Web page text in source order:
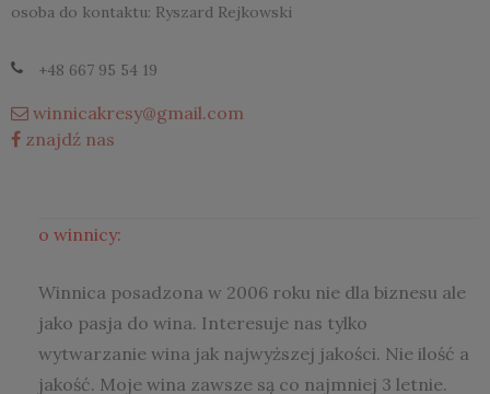
osoba do kontaktu: Ryszard Rejkowski
+48 667 95 54 19
winnicakresy@gmail.com
znajdź nas
o winnicy:
Winnica posadzona w 2006 roku nie dla biznesu ale
jako pasja do wina. Interesuje nas tylko
wytwarzanie wina jak najwyższej jakości. Nie ilość a
jakość. Moje wina zawsze są co najmniej 3 letnie.